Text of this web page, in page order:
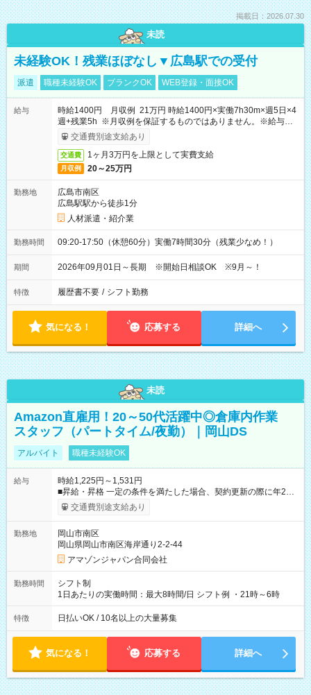
掲載日：2026.07.30
未読
未経験OK！残業ほぼなし▼広島駅での受付
派遣 職種未経験OK ブランクOK WEB登録・面接OK
給与
時給1400円 月収例 21万円 時給1400円×実働7h30m×週5日×4
週+残業5h ※月収例を保証するものではありません。※給与即
受取りサービス利用可（利用条件有）
交通費別途支給あり
交通費 1ヶ月3万円を上限として実費支給
月収例 20～25万円
勤務地
広島市南区
広島駅駅から徒歩1分
人材派遣・紹介業
勤務時間 09:20-17:50（休憩60分）実働7時間30分（残業少なめ！）
期間 2026年09月01日～長期 ※開始日相談OK ※9月～！
特徴 履歴書不要 / シフト勤務
気になる！ 応募する 詳細へ
未読
Amazon直雇用！20～50代活躍中◎倉庫内作業
スタッフ（パートタイム/夜勤）｜岡山DS
アルバイト 職種未経験OK
給与
時給1,225円～1,531円
■昇給・昇格 一定の条件を満たした場合、契約更新の際に年2回
まで昇給の機会があります。 ■正社員登用制度あり ※月末締/翌
月25日支払い ※時間外手当、別途支給 ※深夜割増賃金 (22:00～
☆Amazon直雇用で安定して働けます！ 【試用期間】試用期間
あり 試用期間の長さ：1週間 雇用形態、給与は本採用時と同じ
です。
交通費別途支給あり
勤務地
岡山市南区
岡山県岡山市南区海岸通り2-2-44
アマゾンジャパン合同会社
勤務時間
シフト制
1日あたりの実働時間：最大8時間/日 シフト例 ・21時～6時
特徴 日払いOK / 10名以上の大量募集
気になる！ 応募する 詳細へ